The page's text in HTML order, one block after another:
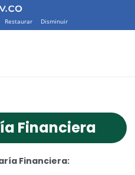
Restaurar Disminuir
Financiera
Financiera: